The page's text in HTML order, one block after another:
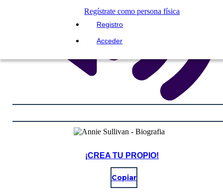
Regístrate como persona física
Registro
Acceder
¡CREA TU PROPIO!
Copiar